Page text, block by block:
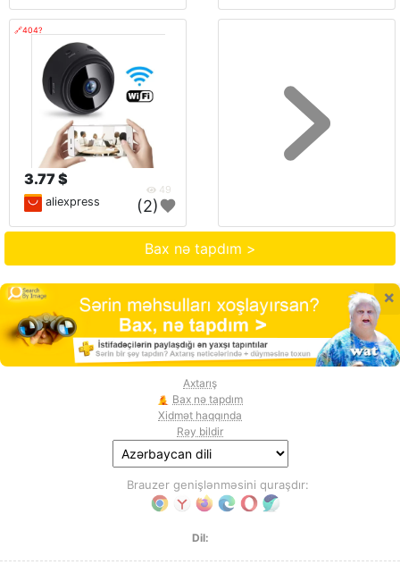
🔗404?
3.77 $
49
aliexpress (2)
Bax nə tapdım >
×
Axtarış
Bax nə tapdım
Xidmət haqqında
Rəy bildir
Brauzer genişlənməsini quraşdır:
Dil: